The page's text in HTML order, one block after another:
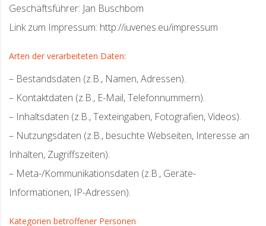
Geschäftsführer: Jan Buschbom
Link zum Impressum: http://iuvenes.eu/impressum
Arten der verarbeiteten Daten:
– Bestandsdaten (z.B., Namen, Adressen).
– Kontaktdaten (z.B., E-Mail, Telefonnummern).
– Inhaltsdaten (z.B., Texteingaben, Fotografien, Videos).
– Nutzungsdaten (z.B., besuchte Webseiten, Interesse an
Inhalten, Zugriffszeiten).
– Meta-/Kommunikationsdaten (z.B., Geräte-
Informationen, IP-Adressen).
Kategorien betroffener Personen